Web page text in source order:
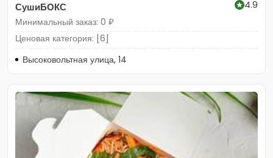
СушиБОКС
4.9
Минимальный заказ: 0 ₽
Ценовая категория: [6]
Высоковольтная улица, 14